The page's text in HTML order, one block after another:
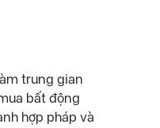
trung gian
bất động
hợp pháp và